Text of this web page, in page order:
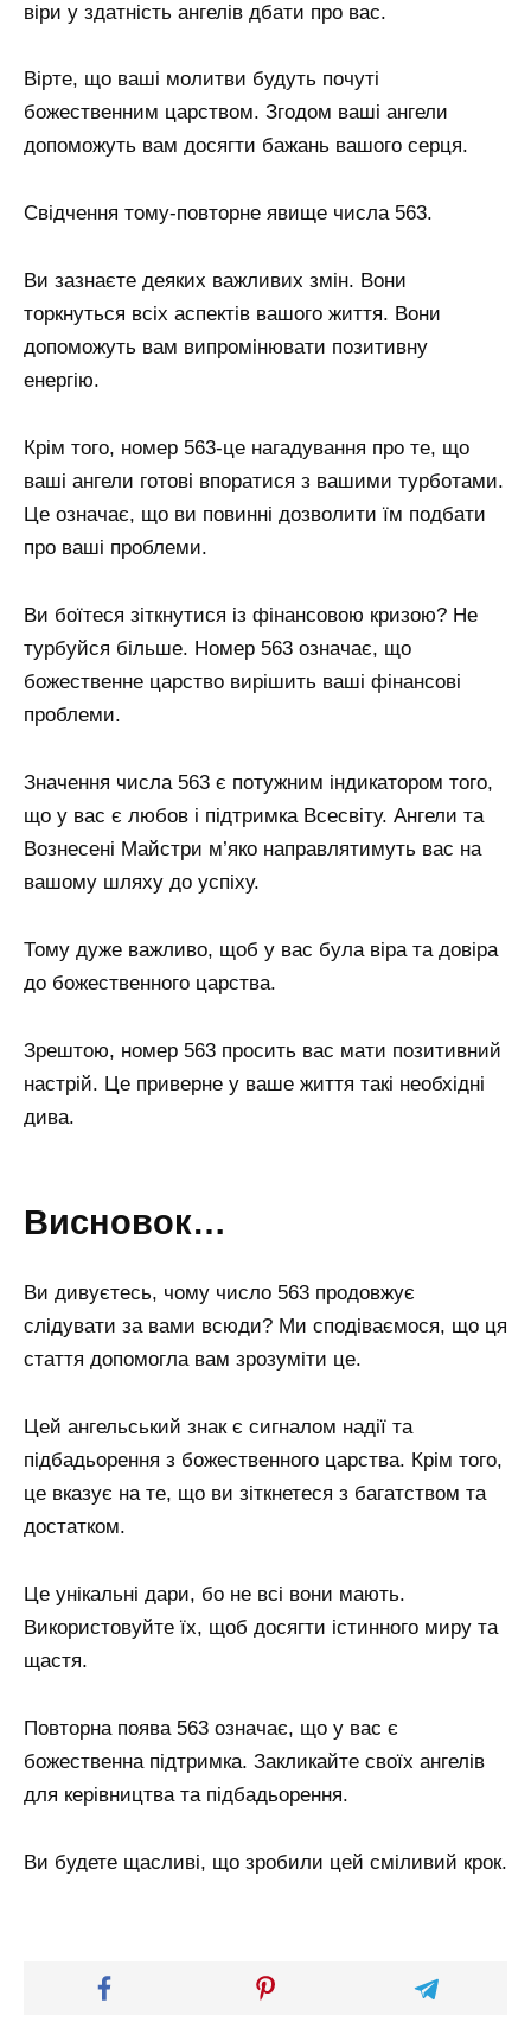
віри у здатність ангелів дбати про вас.
Вірте, що ваші молитви будуть почуті
божественним царством. Згодом ваші ангели
допоможуть вам досягти бажань вашого серця.
Свідчення тому-повторне явище числа 563.
Ви зазнаєте деяких важливих змін. Вони
торкнуться всіх аспектів вашого життя. Вони
допоможуть вам випромінювати позитивну
енергію.
Крім того, номер 563-це нагадування про те, що
ваші ангели готові впоратися з вашими турботами.
Це означає, що ви повинні дозволити їм подбати
про ваші проблеми.
Ви боїтеся зіткнутися із фінансовою кризою? Не
турбуйся більше. Номер 563 означає, що
божественне царство вирішить ваші фінансові
проблеми.
Значення числа 563 є потужним індикатором того,
що у вас є любов і підтримка Всесвіту. Ангели та
Вознесені Майстри м’яко направлятимуть вас на
вашому шляху до успіху.
Тому дуже важливо, щоб у вас була віра та довіра
до божественного царства.
Зрештою, номер 563 просить вас мати позитивний
настрій. Це приверне у ваше життя такі необхідні
дива.
Висновок…
Ви дивуєтесь, чому число 563 продовжує
слідувати за вами всюди? Ми сподіваємося, що ця
стаття допомогла вам зрозуміти це.
Цей ангельський знак є сигналом надії та
підбадьорення з божественного царства. Крім того,
це вказує на те, що ви зіткнетеся з багатством та
достатком.
Це унікальні дари, бо не всі вони мають.
Використовуйте їх, щоб досягти істинного миру та
щастя.
Повторна поява 563 означає, що у вас є
божественна підтримка. Закликайте своїх ангелів
для керівництва та підбадьорення.
Ви будете щасливі, що зробили цей сміливий крок.